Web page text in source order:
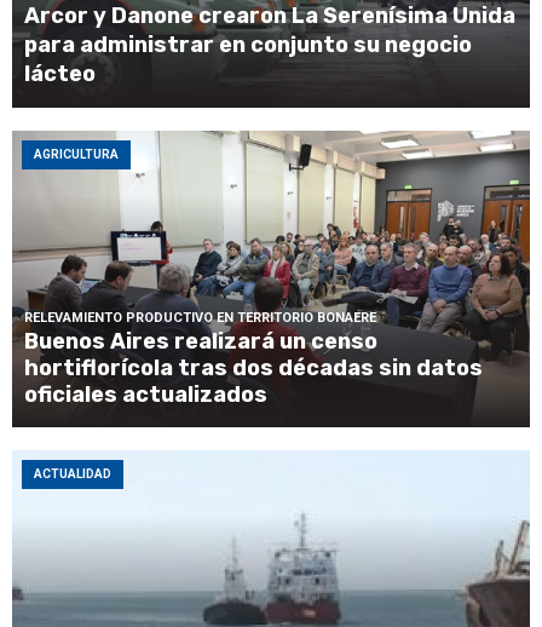
Arcor y Danone crearon La Serenísima Unida
para administrar en conjunto su negocio
lácteo
AGRICULTURA
RELEVAMIENTO PRODUCTIVO EN TERRITORIO BONAERE
Buenos Aires realizará un censo
hortiflorícola tras dos décadas sin datos
oficiales actualizados
ACTUALIDAD